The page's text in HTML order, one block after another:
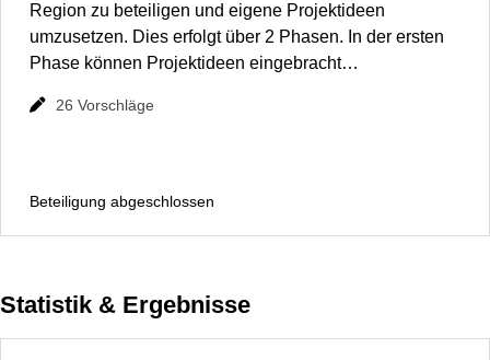
Region zu beteiligen und eigene Projektideen
umzusetzen. Dies erfolgt über 2 Phasen. In der ersten
Phase können Projektideen eingebracht…
26 Vorschläge
Beteiligung abgeschlossen
Statistik & Ergebnisse